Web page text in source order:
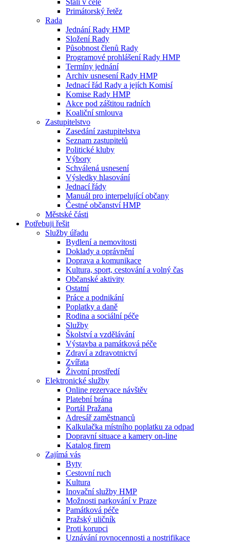
Stáli v čele
Primátorský řetěz
Rada
Jednání Rady HMP
Složení Rady
Působnost členů Rady
Programové prohlášení Rady HMP
Termíny jednání
Archiv usnesení Rady HMP
Jednací řád Rady a jejích Komisí
Komise Rady HMP
Akce pod záštitou radních
Koaliční smlouva
Zastupitelstvo
Zasedání zastupitelstva
Seznam zastupitelů
Politické kluby
Výbory
Schválená usnesení
Výsledky hlasování
Jednací řády
Manuál pro interpelující občany
Čestné občanství HMP
Městské části
Potřebuji řešit
Služby úřadu
Bydlení a nemovitosti
Doklady a oprávnění
Doprava a komunikace
Kultura, sport, cestování a volný čas
Občanské aktivity
Ostatní
Práce a podnikání
Poplatky a daně
Rodina a sociální péče
Služby
Školství a vzdělávání
Výstavba a památková péče
Zdraví a zdravotnictví
Zvířata
Životní prostředí
Elektronické služby
Online rezervace návštěv
Platební brána
Portál Pražana
Adresář zaměstnanců
Kalkulačka místního poplatku za odpad
Dopravní situace a kamery on-line
Katalog firem
Zajímá vás
Byty
Cestovní ruch
Kultura
Inovační služby HMP
Možnosti parkování v Praze
Památková péče
Pražský uličník
Proti korupci
Uznávání rovnocennosti a nostrifikace